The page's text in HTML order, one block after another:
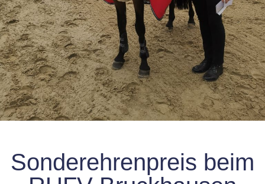
Sonderehrenpreis beim